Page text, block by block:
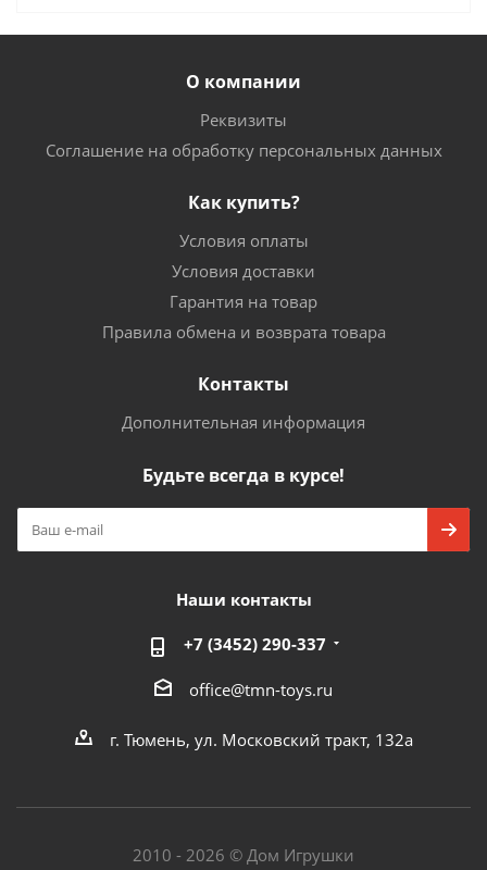
О компании
Реквизиты
Соглашение на обработку персональных данных
Как купить?
Условия оплаты
Условия доставки
Гарантия на товар
Правила обмена и возврата товара
Контакты
Дополнительная информация
Будьте всегда в курсе!
Наши контакты
+7 (3452) 290-337
office@tmn-toys.ru
г. Тюмень, ул. Московский тракт, 132а
2010 - 2026 © Дом Игрушки